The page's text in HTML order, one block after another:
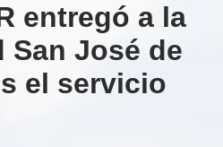
entregó a la
San José de
el servicio